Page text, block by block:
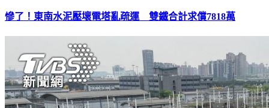
慘了！東南水泥壓壞電塔亂疏運 雙鐵合計求償7818萬